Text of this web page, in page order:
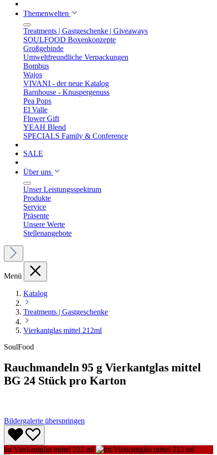
Themenwelten
Treatments | Gastgeschenke | Giveaways
SOULFOOD Boxenkonzepte
Großgebinde
Umweltfreundliche Verpackungen
Bombus
Wajos
VIVANI - der neue Katalog
Barnhouse - Knuspergenuss
Pea Pops
El Valle
Flower Gift
YEAH Blend
SPECIALS Family & Conference
SALE
Über uns
Unser Leistungsspektrum
Produkte
Service
Präsente
Unsere Werte
Stellenangebote
Menü
Katalog
Treatments | Gastgeschenke
Vierkantglas mittel 212ml
SoulFood
Rauchmandeln 95 g Vierkantglas mittel
BG 24 Stück pro Karton
Bildergalerie überspringen
im Vierkantglas mittel 212 ml